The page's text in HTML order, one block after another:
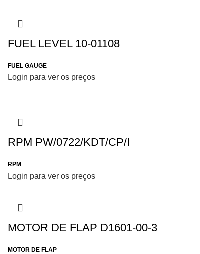
FUEL LEVEL 10-01108
FUEL GAUGE
Login para ver os preços
RPM PW/0722/KDT/CP/I
RPM
Login para ver os preços
MOTOR DE FLAP D1601-00-3
MOTOR DE FLAP